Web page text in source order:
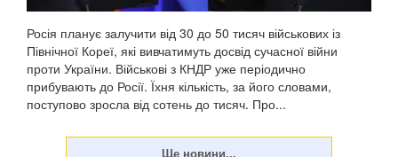
Росія планує залучити від 30 до 50 тисяч військових із
Північної Кореї, які вивчатимуть досвід сучасної війни
проти України. Військові з КНДР уже періодично
прибувають до Росії. Їхня кількість, за його словами,
поступово зросла від сотень до тисяч. Про...